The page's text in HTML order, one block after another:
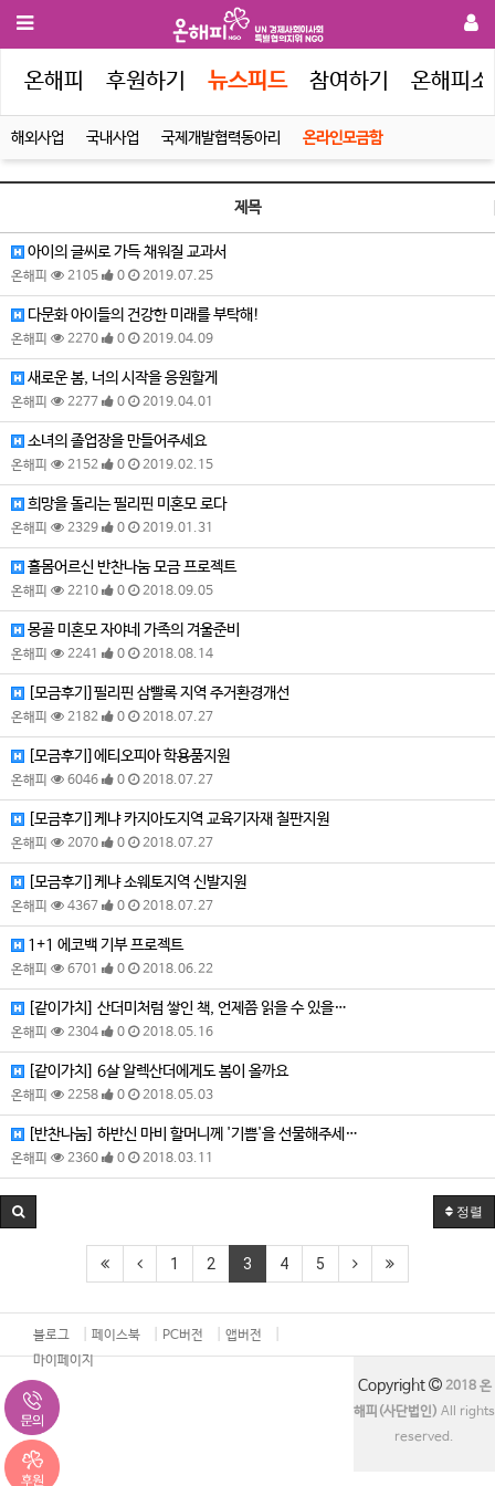
온해피 후원하기 뉴스피드 참여하기 온해피
해외사업 국내사업 국제개발협력동아리 온라인모금함
제목
아이의 글씨로 가득 채워질 교과서
온해피 2105 0 2019.07.25
다문화 아이들의 건강한 미래를 부탁해!
온해피 2270 0 2019.04.09
새로운 봄, 너의 시작을 응원할게
온해피 2277 0 2019.04.01
소녀의 졸업장을 만들어주세요
온해피 2152 0 2019.02.15
희망을 돌리는 필리핀 미혼모 로다
온해피 2329 0 2019.01.31
홀몸어르신 반찬나눔 모금 프로젝트
온해피 2210 0 2018.09.05
몽골 미혼모 자야네 가족의 겨울준비
온해피 2241 0 2018.08.14
[모금후기]필리핀 삼빨록 지역 주거환경개선
온해피 2182 0 2018.07.27
[모금후기]에티오피아 학용품지원
온해피 6046 0 2018.07.27
[모금후기]케냐 카지아도지역 교육기자재 칠판지원
온해피 2070 0 2018.07.27
[모금후기]케냐 소웨토지역 신발지원
온해피 4367 0 2018.07.27
1+1 에코백 기부 프로젝트
온해피 6701 0 2018.06.22
[같이가치] 산더미처럼 쌓인 책, 언제쯤 읽을 수 있을…
온해피 2304 0 2018.05.16
[같이가치] 6살 알렉산더에게도 봄이 올까요
온해피 2258 0 2018.05.03
[반찬나눔] 하반신 마비 할머니께 '기쁨'을 선물해주세…
온해피 2360 0 2018.03.11
정렬
1 2 3 4 5
블로그 페이스북 PC버전
앱버전
마이페이지
Copyright
2018 온
해피(사단법인) All rights
reserved.